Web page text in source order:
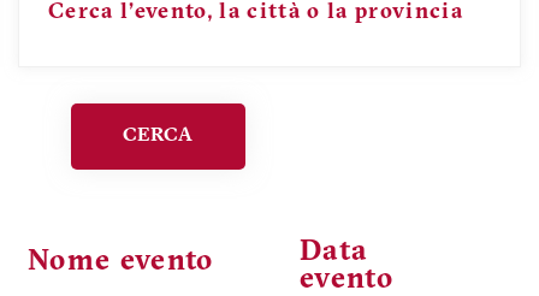
Cerca l’evento, la città o la provincia
CERCA
Nome evento
Data
evento